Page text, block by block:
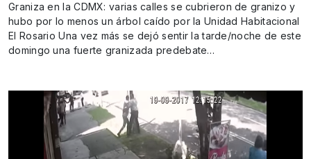
Graniza en la CDMX: varias calles se cubrieron de granizo y
hubo por lo menos un árbol caído por la Unidad Habitacional
El Rosario Una vez más se dejó sentir la tarde/noche de este
domingo una fuerte granizada predebate…